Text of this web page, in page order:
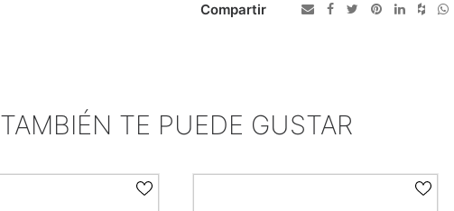
Compartir
TAMBIÉN TE PUEDE GUSTAR